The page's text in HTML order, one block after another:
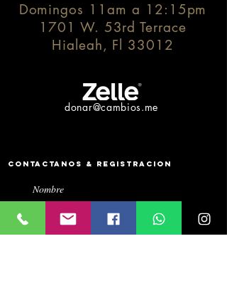
Domingos 11am a 12:15pm
1701 W. 53rd Terrace
Hialeah, Fl 33012
donar@cambios.me
Contactanos & Registracion